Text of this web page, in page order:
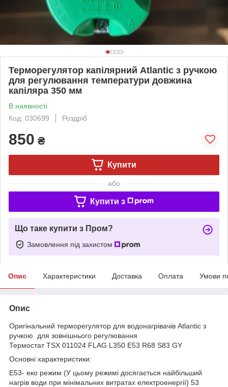
Терморегулятор капілярний Atlantic з ручкою
для регулювання температури довжина
капіляра 350 мм
В наявності
Код: 030699
Роздріб
850 ₴
Купити
або
Купити з
Що таке купити з Пром?
Замовлення під захистом
Опис Характеристики Доставка Оплата Умови
Опис
Оригінальний терморегулятор для водонагрівачів Atlantic з
ручкою
для зовнішнього регулювання
Термостат TSX 011024 FLAG L350 E53 R68 S83 GY
Основні характеристики:
Е53- еко режим (У цьому режимі досягається найбільший
нагрів води при мінімальних витратах електроенергії) 53